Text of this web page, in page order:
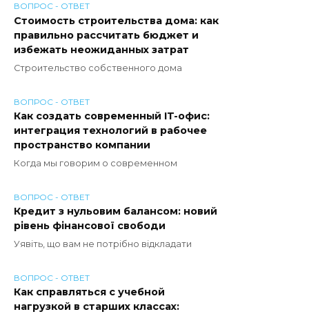
ВОПРОС - ОТВЕТ
Стоимость строительства дома: как
правильно рассчитать бюджет и
избежать неожиданных затрат
Строительство собственного дома
ВОПРОС - ОТВЕТ
Как создать современный IT-офис:
интеграция технологий в рабочее
пространство компании
Когда мы говорим о современном
ВОПРОС - ОТВЕТ
Кредит з нульовим балансом: новий
рівень фінансової свободи
Уявіть, що вам не потрібно відкладати
ВОПРОС - ОТВЕТ
Как справляться с учебной
нагрузкой в старших классах: